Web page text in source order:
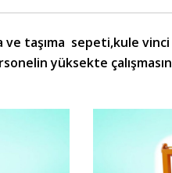
ve taşıma sepeti,kule
yüksekte